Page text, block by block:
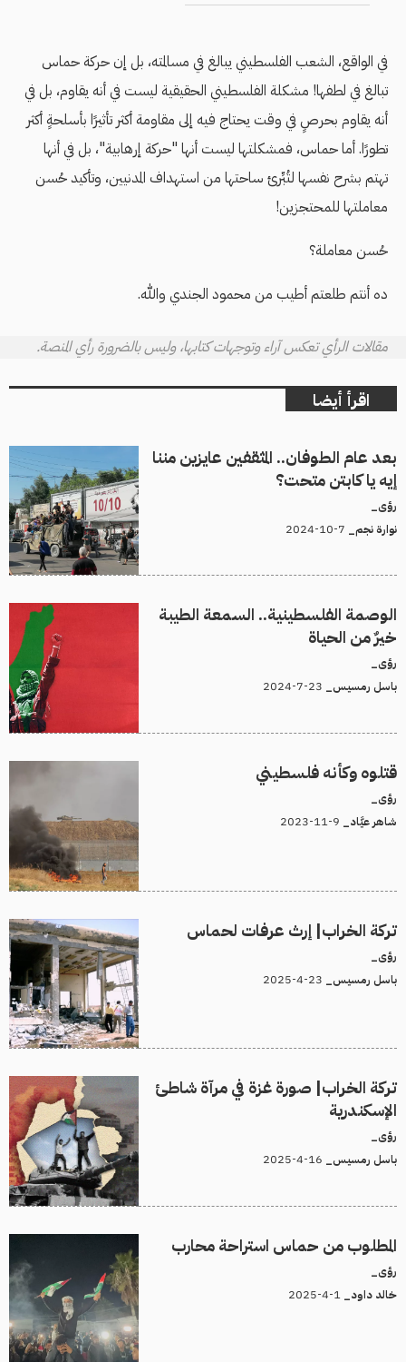
في الواقع، الشعب الفلسطيني يبالغ في مسالمته، بل إن حركة حماس
تبالغ في لطفها! مشكلة الفلسطيني الحقيقية ليست في أنه يقاوم، بل في
أنه يقاوم بحرصٍ في وقت يحتاج فيه إلى مقاومة أكثر تأثيرًا بأسلحةٍ أكثر
تطورًا. أما حماس، فمشكلتها ليست أنها "حركة إرهابية"، بل في أنها
تهتم بشرح نفسها لتُبِّرئ ساحتها من استهداف المدنيين، وتأكيد حُسن
معاملتها للمحتجزين!
حُسن معاملة؟
ده أنتم طلعتم أطيب من محمود الجندي والله.
مقالات الرأي تعكس آراء وتوجهات كتابها، وليس بالضرورة رأي المنصة.
اقرأ أيضا
بعد عام الطوفان.. المثقفين عايزين مننا
إيه يا كابتن متحت؟
رؤى_
نوارة نجم_
الوصمة الفلسطينية.. السمعة الطيبة
خيرٌ من الحياة
رؤى_
باسل رمسيس_
قتلوه وكأنه فلسطيني
رؤى_
شاهر عيَّاد_
تركة الخراب| إرث عرفات لحماس
رؤى_
باسل رمسيس_
تركة الخراب| صورة غزة في مرآة شاطئ
الإسكندرية
رؤى_
باسل رمسيس_
المطلوب من حماس استراحة محارب
رؤى_
خالد داود_